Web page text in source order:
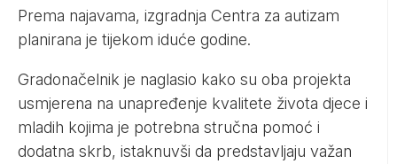
Prema najavama, izgradnja Centra za autizam
planirana je tijekom iduće godine.
Gradonačelnik je naglasio kako su oba projekta
usmjerena na unapređenje kvalitete života djece i
mladih kojima je potrebna stručna pomoć i
dodatna skrb, istaknuvši da predstavljaju važan